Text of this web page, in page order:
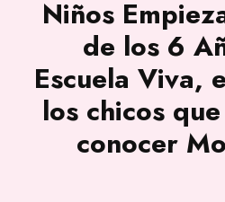
Niños
de los 6
Escuela Viva,
los chicos
conocer